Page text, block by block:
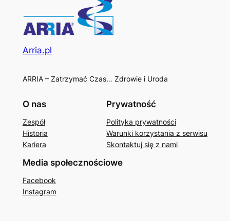
Arria.pl
ARRIA – Zatrzymać Czas… Zdrowie i Uroda
O nas
Zespół
Historia
Kariera
Prywatność
Polityka prywatności
Warunki korzystania z serwisu
Skontaktuj się z nami
Media społecznościowe
Facebook
Instagram